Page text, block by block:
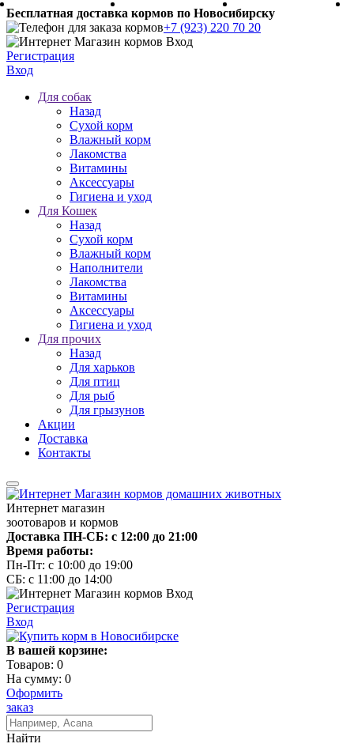
Бесплатная доставка кормов по Новосибирску
+7 (923) 220 70 20
Регистрация
Вход
Для собак
Назад
Сухой корм
Влажный корм
Лакомства
Витамины
Аксессуары
Гигиена и уход
Для Кошек
Назад
Сухой корм
Влажный корм
Наполнители
Лакомства
Витамины
Аксессуары
Гигиена и уход
Для прочих
Назад
Для харьков
Для птиц
Для рыб
Для грызунов
Акции
Доставка
Контакты
Интернет магазин
зоотоваров и кормов
Доставка ПН-СБ: с 12:00 до 21:00
Время работы:
Пн-Пт: с 10:00 до 19:00
СБ: с 11:00 до 14:00
Регистрация
Вход
В вашей корзине:
Товаров: 0
На сумму: 0
Оформить
заказ
Найти